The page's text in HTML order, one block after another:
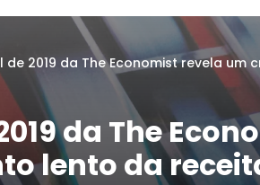
2019 da The Economist revela um
da The
lento da